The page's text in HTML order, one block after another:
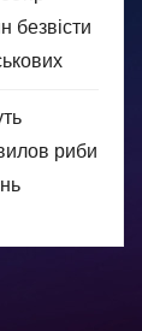
безвісти
риби